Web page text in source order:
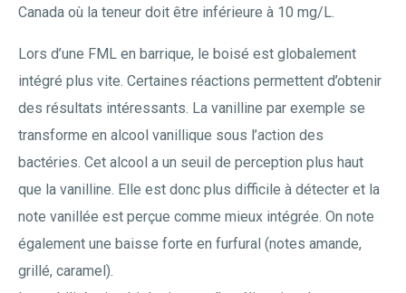
Canada où la teneur doit être inférieure à 10 mg/L.
Lors d’une FML en barrique, le boisé est globalement
intégré plus vite. Certaines réactions permettent d’obtenir
des résultats intéressants. La vanilline par exemple se
transforme en alcool vanillique sous l’action des
bactéries. Cet alcool a un seuil de perception plus haut
que la vanilline. Elle est donc plus difficile à détecter et la
note vanillée est perçue comme mieux intégrée. On note
également une baisse forte en furfural (notes amande,
grillé, caramel).